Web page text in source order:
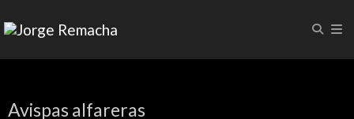
Avispas alfareras